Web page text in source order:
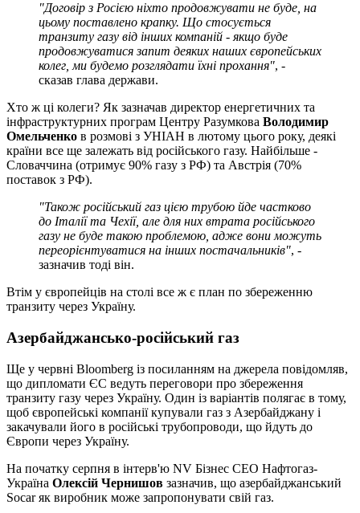
"Договір з Росією ніхто продовжувати не буде, на
цьому поставлено крапку. Що стосується
транзиту газу від інших компаній - якщо буде
продовжуватися запит деяких наших європейських
колег, ми будемо розглядати їхні прохання", -
сказав глава держави.
Хто ж ці колеги? Як зазначав директор енергетичних та
інфраструктурних програм Центру Разумкова Володимир
Омельченко в розмові з УНІАН в лютому цього року, деякі
країни все ще залежать від російського газу. Найбільше -
Словаччина (отримує 90% газу з РФ) та Австрія (70%
поставок з РФ).
"Також російський газ цією трубою йде частково
до Італії та Чехії, але для них втрата російського
газу не буде такою проблемою, адже вони можуть
переорієнтуватися на інших постачальників", -
зазначив тоді він.
Втім у європейців на столі все ж є план по збереженню
транзиту через Україну.
Азербайджансько-російський газ
Ще у червні Bloomberg із посиланням на джерела повідомляв,
що дипломати ЄС ведуть переговори про збереження
транзиту газу через Україну. Один із варіантів полягає в тому,
щоб європейські компанії купували газ з Азербайджану і
закачували його в російські трубопроводи, що йдуть до
Європи через Україну.
На початку серпня в інтерв'ю NV Бізнес СЕО Нафтогаз-
Україна Олексій Чернишов зазначив, що азербайджанський
Socar як виробник може запропонувати свій газ.